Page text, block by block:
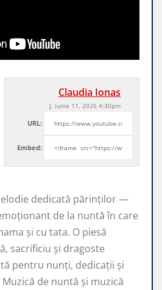
Claudia Ionas
J, iunie 11, 2026 4:30pm
URL:
Embed:
dedicată părinților —
de la nuntă în care
și cu tata. O piesă
sacrificiu și dragoste
pentru nunți, dedicații și
de nuntă și muzică